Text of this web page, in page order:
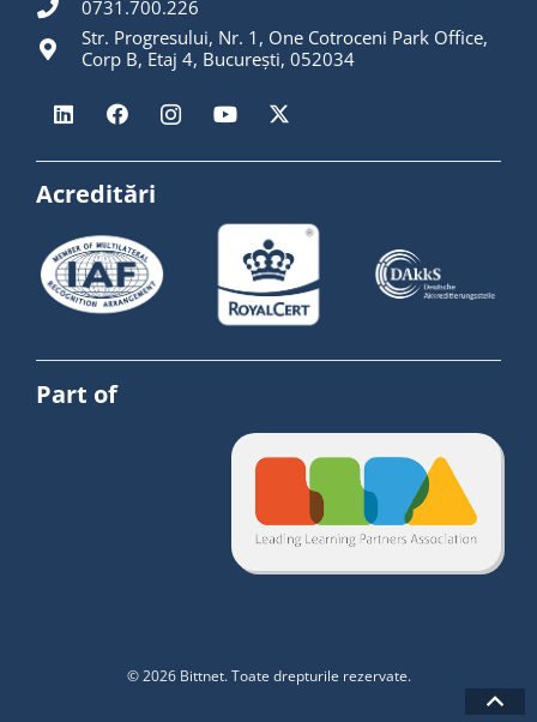
0731.700.226
Str. Progresului, Nr. 1, One Cotroceni Park Office,
Corp B, Etaj 4, București, 052034
Acreditări
Part of
© 2026 Bittnet. Toate drepturile rezervate.